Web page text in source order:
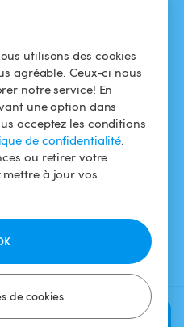
utilisons des cookies
agréable. Ceux-ci nous
notre service! En
une option dans
acceptez les conditions
de confidentialité.
ou retirer votre
mettre à jour vos
de cookies
Vérifier la
piscine
ça
confidentialité
Mentions légales
TÉLÉCHARGEZ L'APP